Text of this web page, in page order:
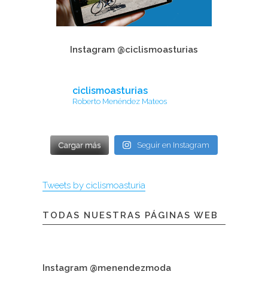
Instagram @ciclismoasturias
ciclismoasturias
Roberto Menéndez Mateos
Cargar más Seguir en Instagram
Tweets by ciclismoasturia
TODAS NUESTRAS PÁGINAS WEB
Instagram @menendezmoda